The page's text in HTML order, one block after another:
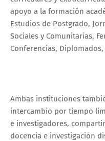
apoyo a la formación
Estudios de Postgrado,
Sociales y Comunitarias,
Conferencias, Diplomados,
Ambas instituciones
intercambio por tiempo
e investigadores,
docencia e investigación